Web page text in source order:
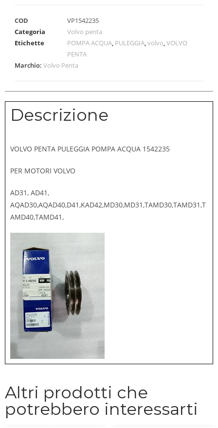
COD
VP1542235
Categoria
Volvo penta
Etichette
POMPA ACQUA, PULEGGIA,volvo,VOLVO
PENTA
Marchio: Volvo Penta
Descrizione
VOLVO PENTA PULEGGIA POMPA ACQUA 1542235
PER MOTORI VOLVO
AD31, AD41,
AQAD30,AQAD40,D41,KAD42,MD30,MD31,TAMD30,TAMD31,T
AMD40,TAMD41,
Altri prodotti che
potrebbero interessarti